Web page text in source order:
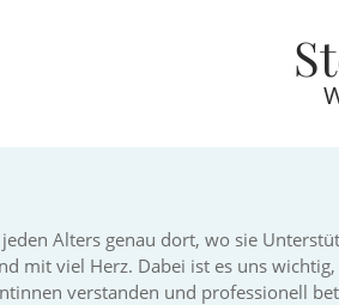
Alters genau dort, wo sie
mit viel Herz. Dabei ist es uns wichtig,
verstanden und professionell